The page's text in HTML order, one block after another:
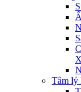
Tâm lý